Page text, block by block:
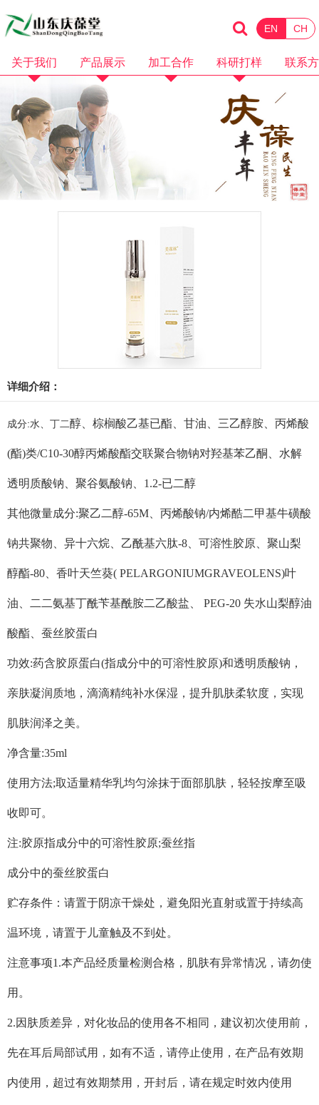
CH
EN
关于我们
企业资质
品牌故事
产品视频
产品展示
化妆品
保健食品
加工合作
膏霜加工
乳液加工
洗护加工
洁面卸妆加工
隔离防晒加工
科研打样
微商电商
OEM加工
科研打样
联系
详细介绍：
成分:水、丁二醇、棕榈酸乙基已酯、甘油、三乙醇胺、丙烯酸
(酯)类/C10-30醇丙烯酸酯交联聚合物钠对羟基苯乙酮、水解
透明质酸钠、聚谷氨酸钠、1.2-已二醇
其他微量成分:聚乙二醇-65M、丙烯酸钠/内烯酷二甲基牛磺酸
钠共聚物、异十六烷、乙酰基六肽-8、可溶性胶原、聚山梨
醇酯-80、香叶天竺葵( PELARGONIUMGRAVEOLENS)叶
油、二二氨基丁酰苄基酰胺二乙酸盐、 PEG-20 失水山梨醇油
酸酯、蚕丝胶蛋白
功效:药含胶原蛋白(指成分中的可溶性胶原)和透明质酸钠，
亲肤凝润质地，滴滴精纯补水保湿，提升肌肤柔软度，实现
肌肤润泽之美。
净含量:35ml
使用方法;取适量精华乳均匀涂抹于面部肌肤，轻轻按摩至吸
收即可。
注:胶原指成分中的可溶性胶原;蚕丝指
成分中的蚕丝胶蛋白
贮存条件：请置于阴凉干燥处，避免阳光直射或置于持续高
温环境，请置于儿童触及不到处。
注意事项1.本产品经质量检测合格，肌肤有异常情况，请勿使
用。
2.因肤质差异，对化妆品的使用各不相同，建议初次使用前，
先在耳后局部试用，如有不适，请停止使用，在产品有效期
内使用，超过有效期禁用，开封后，请在规定时效内使用